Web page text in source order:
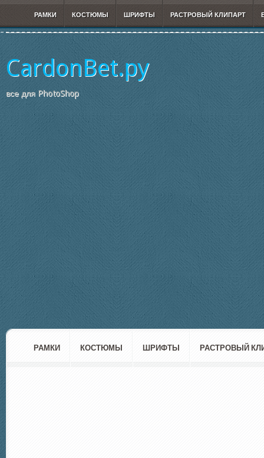
РАМКИ КОСТЮМЫ ШРИФТЫ РАСТРОВЫЙ КЛИПАРТ
CardonBet.ру
все для PhotoShop
РАМКИ КОСТЮМЫ ШРИФТЫ РАСТРОВЫЙ